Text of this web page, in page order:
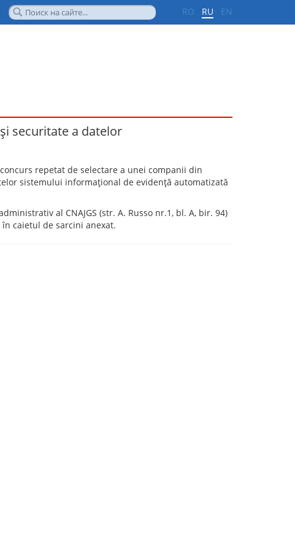
RO RU EN
securitate a datelor
repetat de selectare a unei companii din
sistemului informaţional de evidenţă automatizată
al CNAJGS (str. A. Russo nr.1, bl. A, bir. 94)
caietul de sarcini anexat.